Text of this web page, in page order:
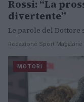
Rossi: “La
divertente”
Le parole del
Redazione Sport Magazine
MOTORI